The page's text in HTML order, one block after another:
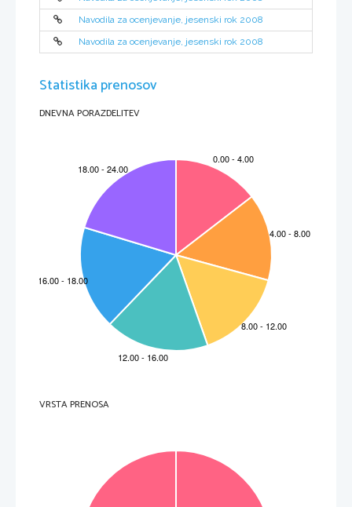
32.   A
33.   C
35.   B
37.   C
39.   D
A) Strukturirane naloge
Navodila za ocenjevanje, jesenski rok 2008
Navodila za ocenjevanje, jesenski rok 2008
Statistika prenosov
DNEVNA PORAZDELITEV
VRSTA PRENOSA